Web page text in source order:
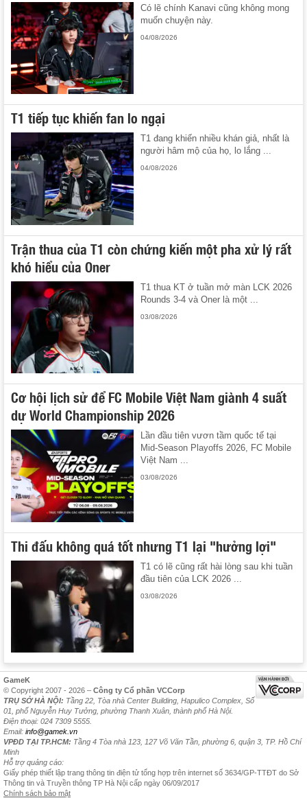
Có lẽ chính Kanavi cũng không mong
muốn chuyện này.
04/08/2026
T1 tiếp tục khiến fan lo ngại
T1 đang khiến nhiều khán giả, nhất là
người hâm mộ của họ, lo lắng ...
04/08/2026
Trận thua của T1 còn chứng kiến một pha xử lý rất
khó hiểu của Oner
T1 thua KT ở tuần mở màn LCK 2026
Rounds 3-4 và Oner là một ...
03/08/2026
Cơ hội lịch sử để FC Mobile Việt Nam giành 4 suất
dự World Championship 2026
Lần đầu tiên vươn tầm quốc tế tại
Mid-Season Playoffs 2026, FC Mobile
Việt Nam ...
03/08/2026
Thi đấu không quá tốt nhưng T1 lại "hưởng lợi"
T1 có lẽ cũng rất hài lòng sau khi tuần
đầu tiên của LCK 2026 ...
03/08/2026
GameK
© Copyright 2007 - 2026 – Công ty Cổ phần VCCorp
TRỤ SỞ HÀ NỘI: Tầng 22, Tòa nhà Center Building, Hapulico Complex, Số
01, phố Nguyễn Huy Tưởng, phường Thanh Xuân, thành phố Hà Nội.
Điện thoại: 024 7309 5555.
Email: info@gamek.vn
VPĐD TẠI TP.HCM: Tầng 4 Tòa nhà 123, 127 Võ Văn Tần, phường 6, quận 3, TP. Hồ Chí
Minh
Hỗ trợ quảng cáo:
Giấy phép thiết lập trang thông tin điện tử tổng hợp trên internet số 3634/GP-TTĐT do Sở
Thông tin và Truyền thông TP Hà Nội cấp ngày 06/09/2017
Chính sách bảo mật